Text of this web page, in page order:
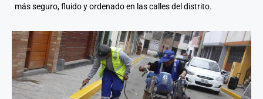
más seguro, fluido y ordenado en las calles del distrito.